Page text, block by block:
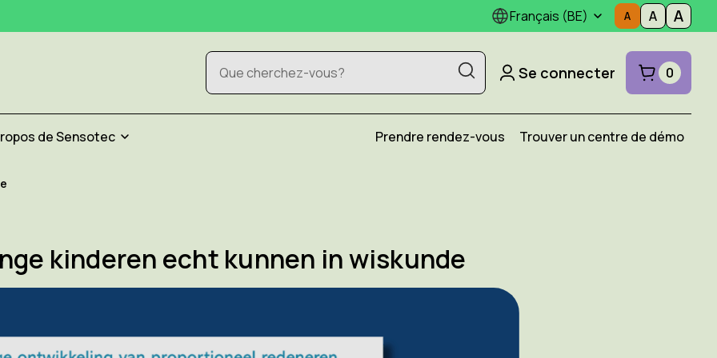
Français (BE)
Rechercher
Se connecter 0
de Sensotec Prendre rendez-vous Trouver un centre de démo
kinderen echt kunnen in wiskunde